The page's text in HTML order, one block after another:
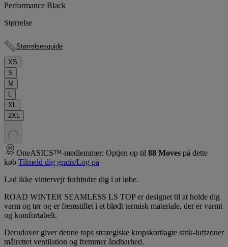
Performance Black
Størrelse
Størrelsesguide
XS
S
M
L
XL
2XL
. . .
OneASICS™-medlemmer: Optjen op til 88 Moves på dette
køb Tilmeld dig gratis/Log på
Lad ikke vintervejr forhindre dig i at løbe.
ROAD WINTER SEAMLESS LS TOP er designet til at holde dig
varm og tør og er fremstillet i et blødt termisk materiale, der er varmt
og komfortabelt.
Derudover giver denne tops strategiske kropskortlagte strik-luftzoner
målrettet ventilation og fremmer åndbarhed.